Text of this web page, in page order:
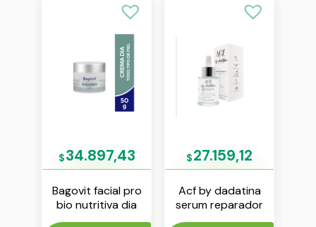
$34.897,43
Bagovit facial pro
bio nutritiva dia
crema x 55 g
$27.159,12
Acf by dadatina
serum reparador
vol 2 x 30 ml